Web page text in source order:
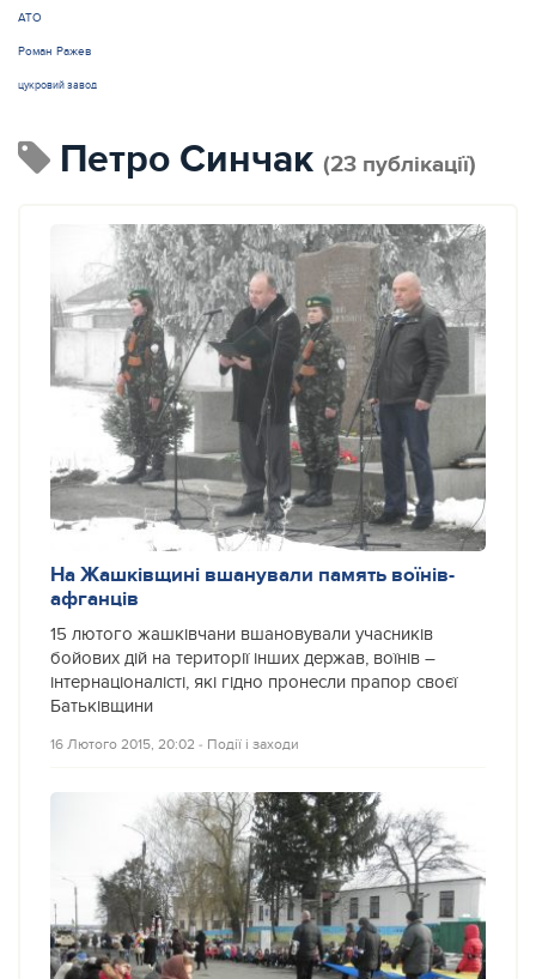
АТО
Роман Ражев
цукровий завод
Петро Синчак (23 публікації)
На Жашківщині вшанували память воїнів-
афганців
15 лютого жашківчани вшановували учасників
бойових дій на території інших держав, воїнів –
інтернаціоналісті, які гідно пронесли прапор своєї
Батьківщини
16 Лютого 2015, 20:02 ‐ Події і заходи